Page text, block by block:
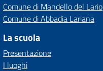
Comune di Mandello del Lario
Comune di Abbadia Lariana
La scuola
Presentazione
I luoghi